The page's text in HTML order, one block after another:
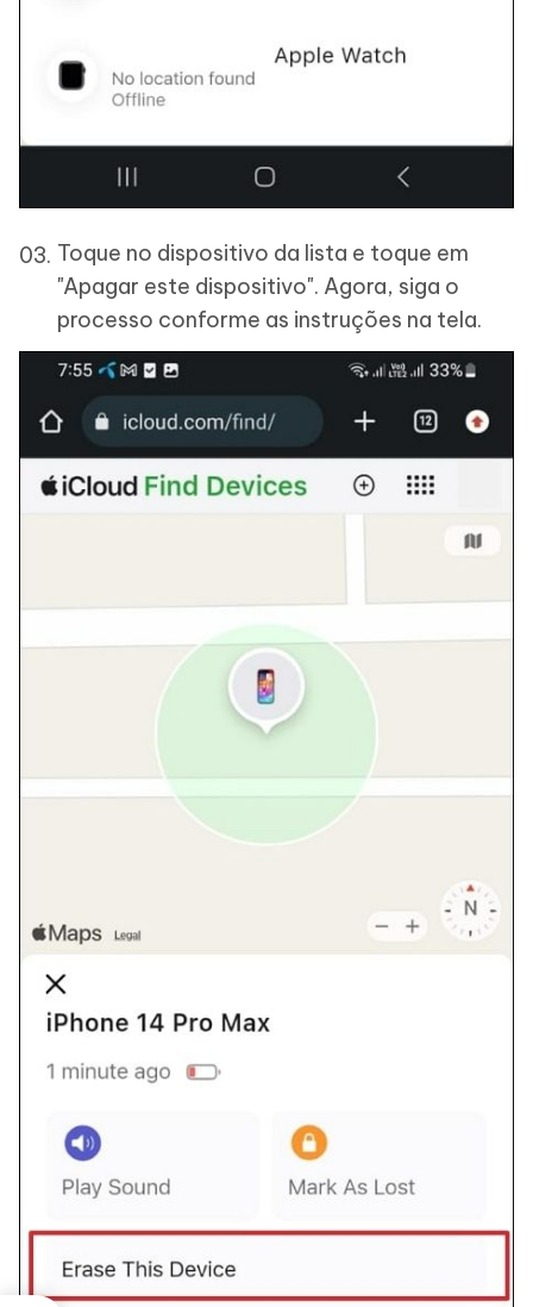
Toque no dispositivo da lista e toque em
"Apagar este dispositivo". Agora, siga o
processo conforme as instruções na tela.